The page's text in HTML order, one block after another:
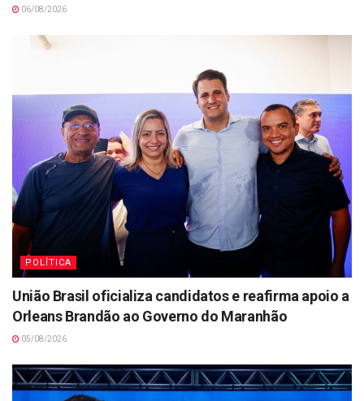
06/08/2026
POLÍTICA
União Brasil oficializa candidatos e reafirma apoio a
Orleans Brandão ao Governo do Maranhão
05/08/2026